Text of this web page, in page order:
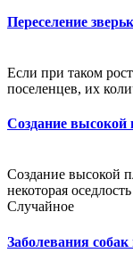
Переселение
Если при таком
поселенцев, их
Создание высокой
Создание высокой
некоторая
Случайное
Заболевания